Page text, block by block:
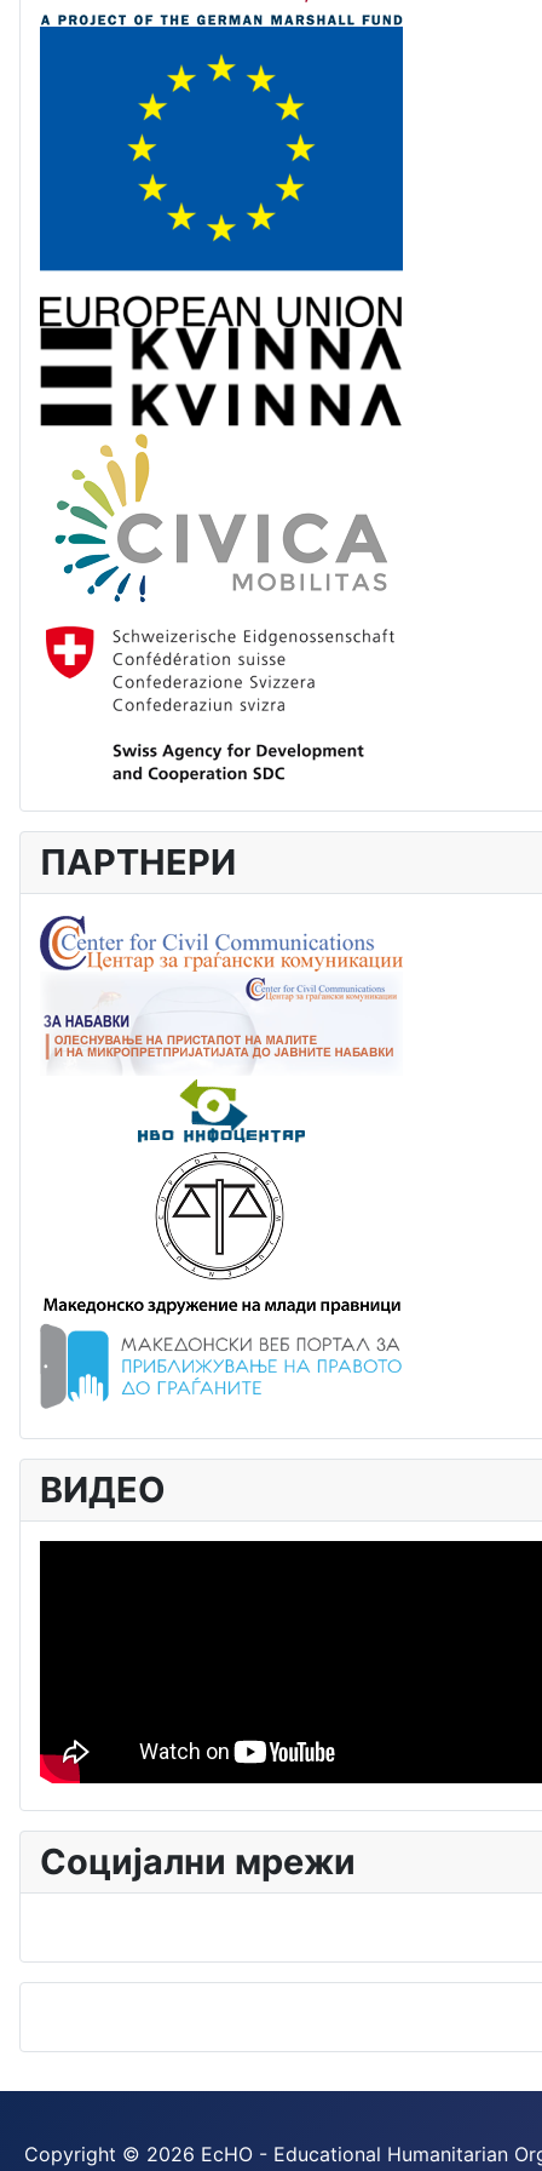
ПАРТНЕРИ
ВИДЕО
Социјални мрежи
Copyright © 2026 EcHO - Educational Humanitarian